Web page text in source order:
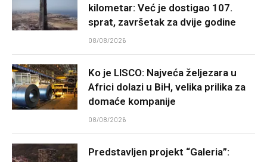
kilometar: Već je dostigao 107.
sprat, završetak za dvije godine
08/08/2026
Ko je LISCO: Najveća željezara u
Africi dolazi u BiH, velika prilika za
domaće kompanije
08/08/2026
Predstavljen projekt “Galeria”: